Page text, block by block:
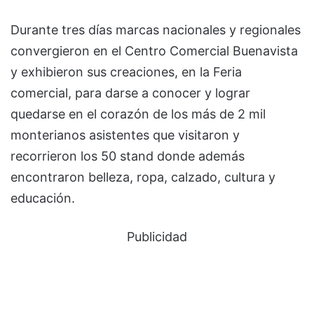
Durante tres días marcas nacionales y regionales
convergieron en el Centro Comercial Buenavista
y exhibieron sus creaciones, en la Feria
comercial, para darse a conocer y lograr
quedarse en el corazón de los más de 2 mil
monterianos asistentes que visitaron y
recorrieron los 50 stand donde además
encontraron belleza, ropa, calzado, cultura y
educación.
Publicidad